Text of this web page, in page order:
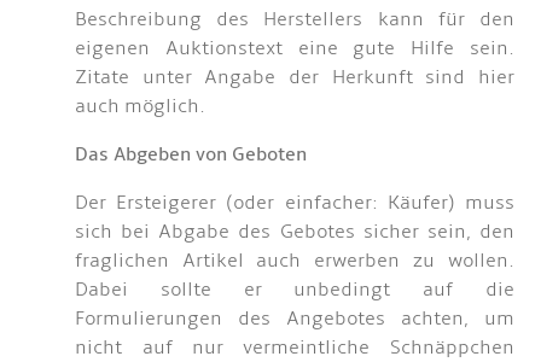
Beschreibung des Herstellers kann für den
eigenen Auktionstext eine gute Hilfe sein.
Zitate unter Angabe der Herkunft sind hier
auch möglich.
Das Abgeben von Geboten
Der Ersteigerer (oder einfacher: Käufer) muss
sich bei Abgabe des Gebotes sicher sein, den
fraglichen Artikel auch erwerben zu wollen.
Dabei sollte er unbedingt auf die
Formulierungen des Angebotes achten, um
nicht auf nur vermeintliche Schnäppchen